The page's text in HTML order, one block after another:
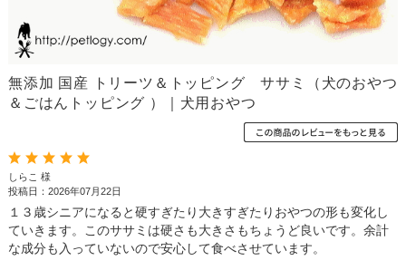
無添加 国産 トリーツ＆トッピング ササミ（犬のおやつ
＆ごはんトッピング ）｜犬用おやつ
しらこ 様
投稿日：2026年07月22日
１３歳シニアになると硬すぎたり大きすぎたりおやつの形も変化し
ていきます。このササミは硬さも大きさもちょうど良いです。余計
な成分も入っていないので安心して食べさせています。